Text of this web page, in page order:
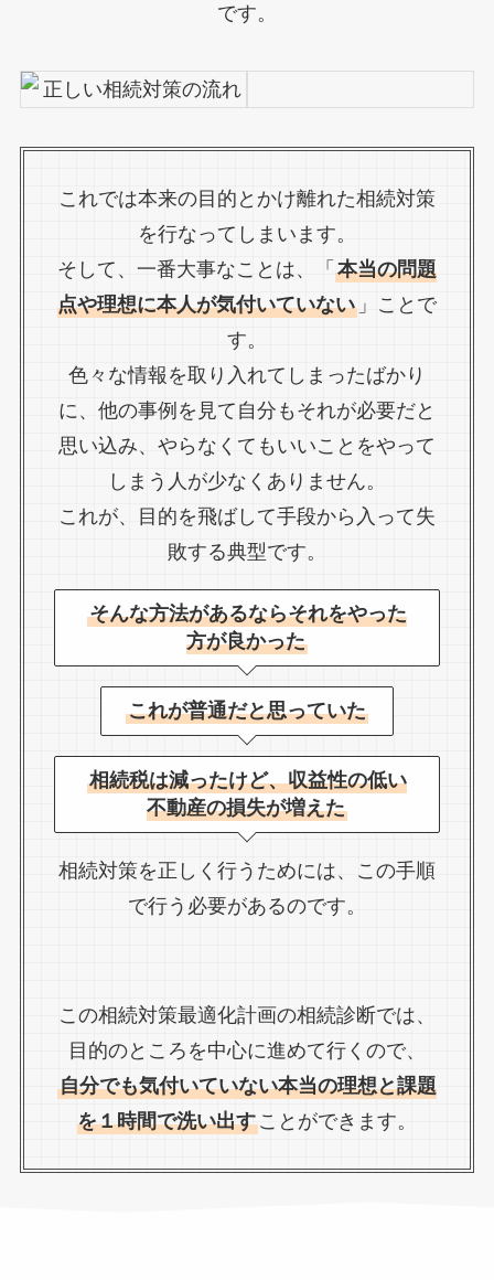
です。
これでは本来の目的とかけ離れた相続対策
を行なってしまいます。
そして、一番大事なことは、「 本当の問題
点や理想に本人が気付いていない 」ことで
す。
色々な情報を取り入れてしまったばかり
に、他の事例を見て自分もそれが必要だと
思い込み、やらなくてもいいことをやって
しまう人が少なくありません。
これが、目的を飛ばして手段から入って失
敗する典型です。
そんな方法があるならそれをやった
方が良かった
これが普通だと思っていた
相続税は減ったけど、収益性の低い
不動産の損失が増えた
相続対策を正しく行うためには、この手順
で行う必要があるのです。
この相続対策最適化計画の相続診断では、
目的のところを中心に進めて行くので、
自分でも気付いていない本当の理想と課題
を１時間で洗い出す ことができます。